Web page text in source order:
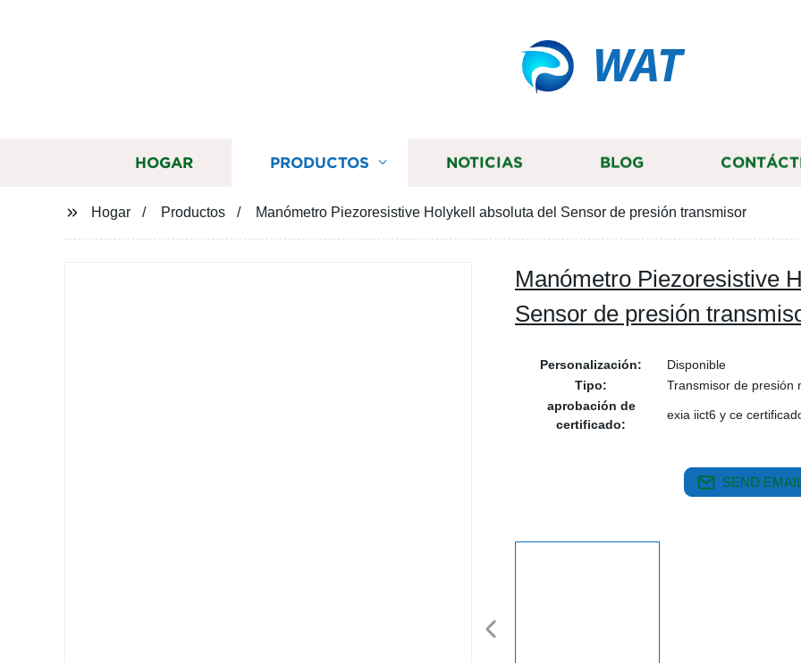
WAT
HOGAR PRODUCTOS NOTICIAS BLOG
Hogar Productos Manómetro Piezoresistive Holykell absoluta del Sensor de presión transmisor
Manómetro Piezoresistive
Sensor de presión
Personalización:
Disponible
Tipo:
Transmisor de presión
aprobación de
certificado:
exia iict6 y ce
SEND